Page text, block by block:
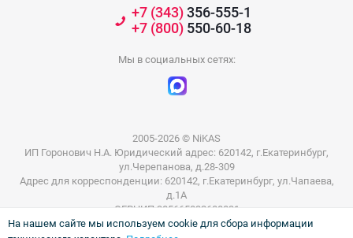
+7 (343)356-555-1
+7 (800)550-60-18
Мы в социальных сетях:
2005-2026 © NiKAS
ИП Горонович Н.А. Юридический адрес: 620142, г.Екатеринбург,
ул.Черепанова, д.28-309
Адрес для корреспонденции: 620142, г.Екатеринбург, ул.Чапаева,
д.1А
ОГРНИП 305665832600031
ИНН 665801802803
На нашем сайте мы используем cookie для сбора информации